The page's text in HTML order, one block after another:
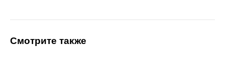
Смотрите также